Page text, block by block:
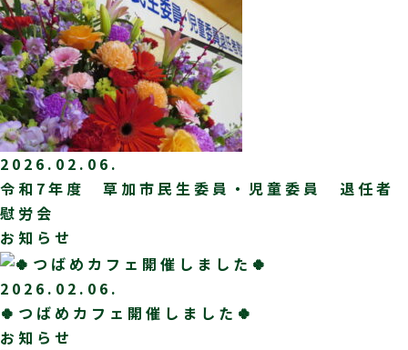
2026.02.06.
令和7年度 草加市民生委員・児童委員 退任者
慰労会
お知らせ
2026.02.06.
🍀つばめカフェ開催しました🍀
お知らせ